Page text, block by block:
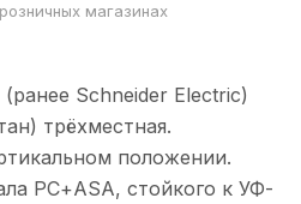
магазинах
Schneider Electric)
трёхместная.
положении.
PС+ASA, стойкого к УФ-